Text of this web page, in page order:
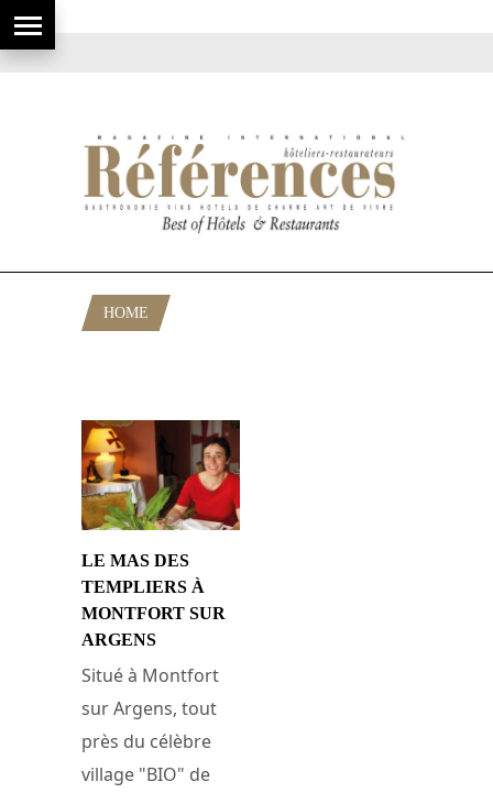
HOME
LE MAS DES
TEMPLIERS À
MONTFORT SUR
ARGENS
Situé à Montfort
sur Argens, tout
près du célèbre
village "BIO" de